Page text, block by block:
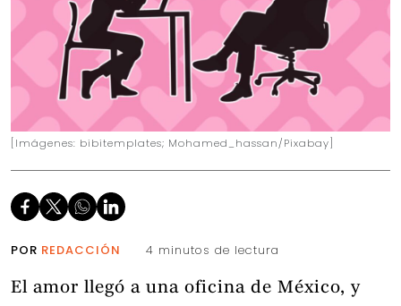
[Imágenes: bibitemplates; Mohamed_hassan/Pixabay]
POR REDACCIÓN 4 minutos de lectura
El amor llegó a una oficina de México, y